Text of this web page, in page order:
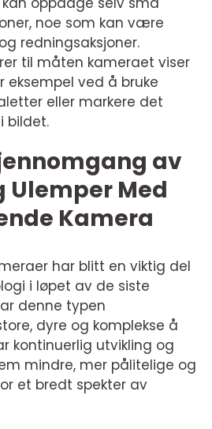
noe som kan være
redningsaksjoner.
til måten kameraet viser
eksempel ved å bruke
eller markere det
bildet.
av
Ulemper Med
Kamera
har blitt en viktig del
i løpet av de siste
denne typen
dyre og komplekse å
kontinuerlig utvikling og
mindre, mer pålitelige og
et bredt spekter av